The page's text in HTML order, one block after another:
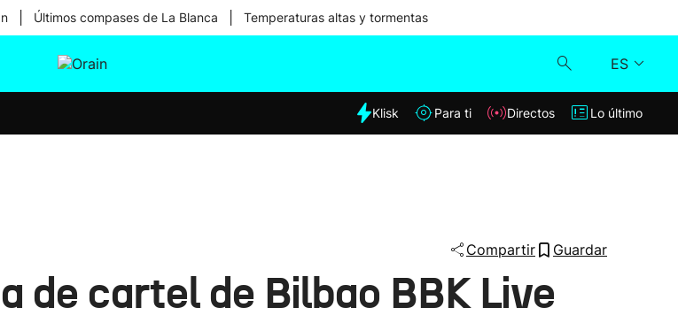
Últimos compases de La Blanca Temperaturas altas y tormentas
ES
Klisk
Klisk Para ti Directos Lo último
Compartir Guardar
de cartel de Bilbao BBK Live